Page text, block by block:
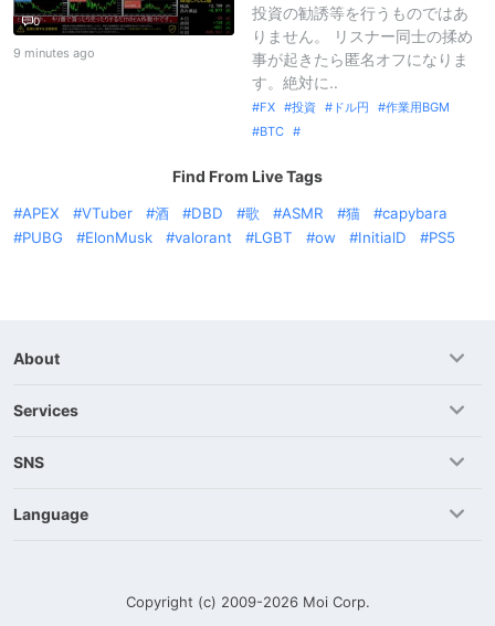
0
9 minutes ago
投資の勧誘等を行うものではあ
りません。 リスナー同士の揉め
事が起きたら匿名オフになりま
す。絶対に..
FX 投資 ドル円
作業用BGM
BTC
Find From Live Tags
APEX VTuber 酒 DBD 歌 ASMR 猫
capybara
PUBG
ElonMusk valorant LGBT ow InitialD PS5
About
Services
SNS
Language
Copyright (c) 2009-2026 Moi Corp.